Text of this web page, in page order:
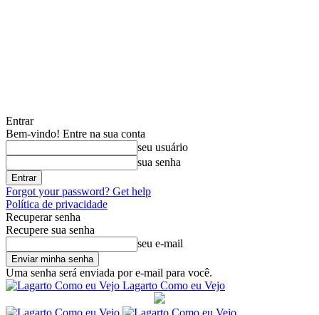
Entrar
Bem-vindo! Entre na sua conta
seu usuário
sua senha
Forgot your password? Get help
Política de privacidade
Recuperar senha
Recupere sua senha
seu e-mail
Uma senha será enviada por e-mail para você.
Lagarto Como eu Vejo